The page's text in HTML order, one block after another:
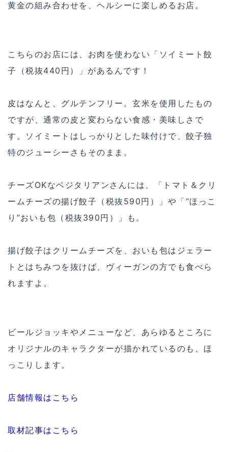
黄金の組み合わせを、ヘルシーに楽しめるお店。
こちらのお店には、お肉を使わない「ソイミート餃
子（税抜440円）」があるんです！
皮はなんと、グルテンフリー。玄米を使用したもの
ですが、通常の皮と変わらない食感・美味しさで
す。ソイミートはしっかりとした味付けで、餃子独
特のジューシーさもそのまま。
チーズOKなベジタリアンさんには、「トマト＆クリ
ームチーズの揚げ餃子（税抜590円）」や「“ほっこ
り”おいも包（税抜390円）」も。
揚げ餃子はクリームチーズを、おいも包はジェラー
トとはちみつを抜けば、ヴィーガンの方でも食べら
れますよ。
ビールジョッキやメニューなど、あらゆるところに
オリジナルのキャラクターが描かれているのも、ほ
っこりします。
店舗情報はこちら
取材記事はこちら